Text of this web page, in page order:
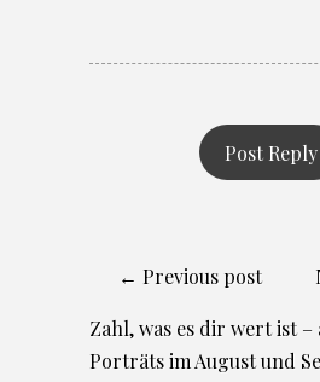
← Previous post
Zahl, was es dir wert ist –
Porträts im August und